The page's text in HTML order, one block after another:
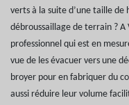
verts à la suite d’une taille de
débroussaillage de terrain ? A
professionnel qui est en
vue de les évacuer vers une
broyer pour en fabriquer du
aussi réduire leur volume